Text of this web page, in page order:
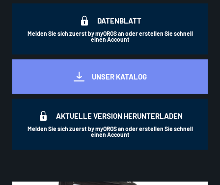
DATENBLATT
Melden Sie sich zuerst by myOROS an oder erstellen Sie schnell
einen Account
UNSER KATALOG
AKTUELLE VERSION HERUNTERLADEN
Melden Sie sich zuerst by myOROS an oder erstellen Sie schnell
einen Account